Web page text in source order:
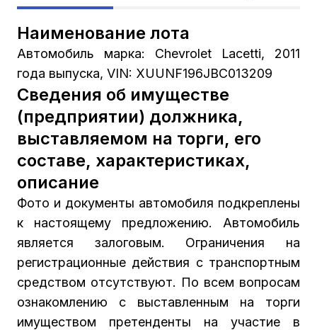
Наименование лота
Автомобиль марка: Chevrolet Lacetti, 2011
года выпуска, VIN: XUUNF196JBC013209
Сведения об имуществе
(предприятии) должника,
выставляемом на торги, его
составе, характеристиках,
описание
Фото и документы автомобиля подкреплены
к настоящему предложению. Автомобиль
является залоговым. Ограничения на
регистрационные действия с транспортным
средством отсутствуют. По всем вопросам
ознакомлению с выставленным на торги
имуществом претенденты на участие в